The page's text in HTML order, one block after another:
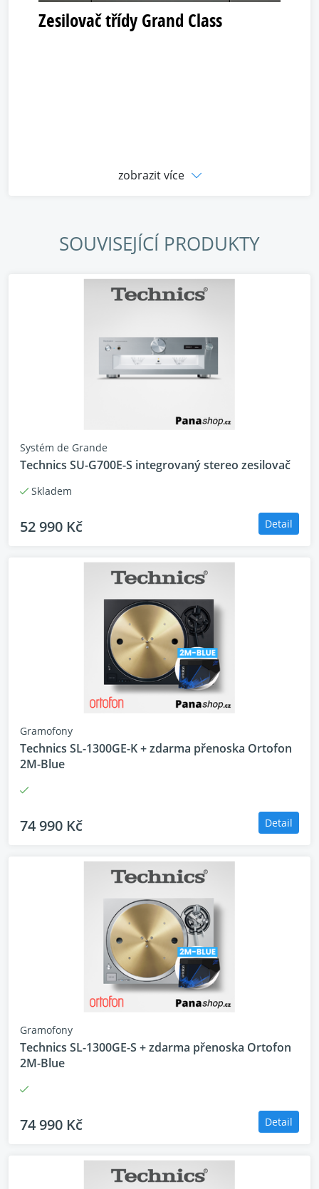
Zesilovač třídy Grand Class
Provedení se 3 sekcemi pro čistý zvuk bez
Křišťálově čistý zvuk s JENO Engine pro
pokročilé digitální zesílení
Realistický zvuk díky Load Adaptive Phase
Calibration – LAPC
Vylepšený analogový zvuk s PHONO MC
Výkonný a čistý zvuk s technologií tichého
napájecího zdroje
H: 148mm, W: 430mm, D: 428mm, Weight:
12.6kg. * Přibližně.
Pohlcující zážitek se sluchátky
zvuk bez zkreslení
Integrovaný zesilovač SU-G700M2 nabízí špičkovou
obvodů došlo ke snížení šumu a zkreslení zvuku. To
zajišťuje, že jemné vstupní signály a vysoce výkonné
zažijete čistší a bohatší zvuk.
zobrazit více
SOUVISEJÍCÍ PRODUKTY
Systém de Grande
Technics SU-G700E-S integrovaný stereo zesilovač
Skladem
52 990 Kč Detail
Gramofony
Technics SL-1300GE-K + zdarma přenoska Ortofon
2M-Blue
74 990 Kč Detail
Gramofony
Technics SL-1300GE-S + zdarma přenoska Ortofon
2M-Blue
74 990 Kč Detail